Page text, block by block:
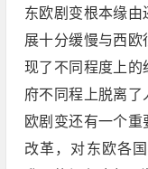
东欧剧变根本缘
展十分缓慢与西
现了不同程度上的
府不同程上脱离
欧剧变还有一个
改革，对东欧各